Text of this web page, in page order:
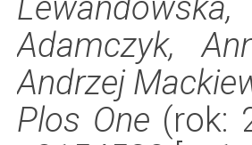
Adamczyk,
Andrzej
Plos One (rok: